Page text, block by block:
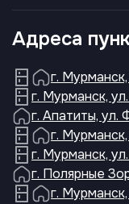
Адреса
г.
г. Мурманск,
г. Апатиты, ул.
г.
г. Мурманск,
г. Полярные
г.